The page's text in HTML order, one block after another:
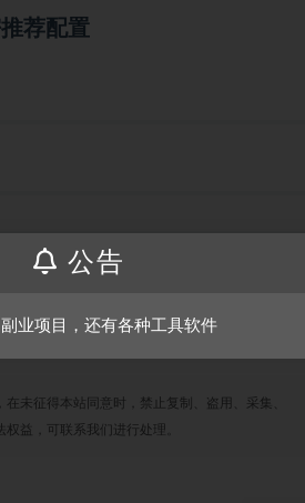
荐配置
未征得本站同意时，禁止复制、盗用、采集、
益，可联系我们进行处理。
公告
业项目，还有各种工具软件